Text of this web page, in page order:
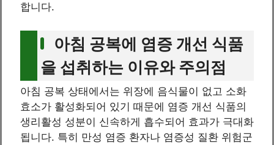
합니다.
아침 공복에 염증 개선 식품
을 섭취하는 이유와 주의점
아침 공복 상태에서는 위장에 음식물이 없고 소화
효소가 활성화되어 있기 때문에 염증 개선 식품의
생리활성 성분이 신속하게 흡수되어 효과가 극대화
됩니다. 특히 만성 염증 환자나 염증성 질환 위험군